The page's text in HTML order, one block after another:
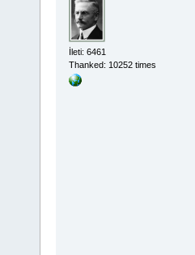
İleti: 6461
Thanked: 10252 times